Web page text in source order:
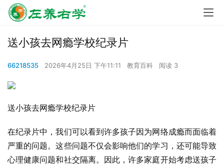
送小孩去网瘾学校纪录片
66218535 2026年4月25日 下午11:11 教育百科 阅读 3
送小孩去网瘾学校纪录片
在纪录片中，我们可以看到许多孩子因为网络成瘾而面临着
严重的问题。这些问题不仅会影响他们的学习，还可能导致
心理健康问题和社交隔离。因此，许多家庭开始考虑送孩子